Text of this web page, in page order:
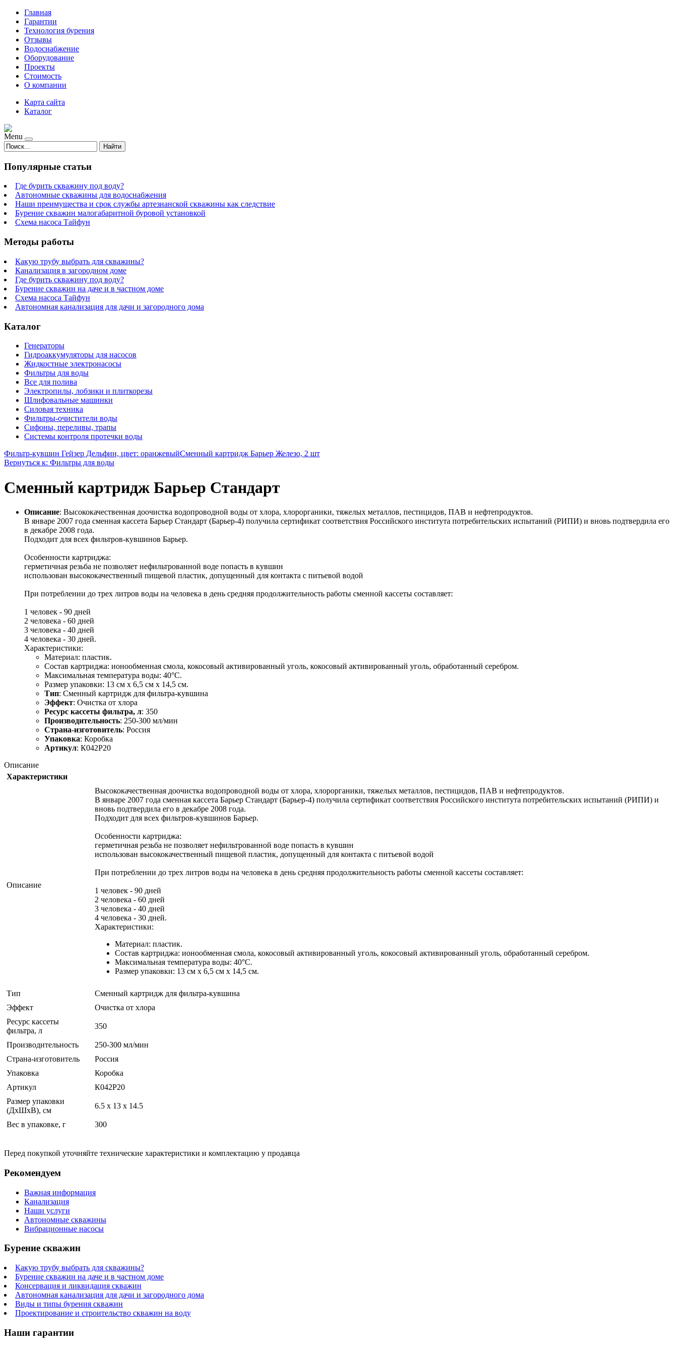
Главная
Гарантии
Технология бурения
Отзывы
Водоснабжение
Оборудование
Проекты
Стоимость
О компании
Карта сайта
Каталог
Menu
Найти
Популярные статьи
Где бурить скважину под воду?
Автономные скважины для водоснабжения
Наши преимущества и срок службы артезианской скважины как следствие
Бурение скважин малогабаритной буровой установкой
Схема насоса Тайфун
Методы работы
Какую трубу выбрать для скважины?
Канализация в загородном доме
Где бурить скважину под воду?
Бурение скважин на даче и в частном доме
Схема насоса Тайфун
Автономная канализация для дачи и загородного дома
Каталог
Генераторы
Гидроаккумуляторы для насосов
Жидкостные электронасосы
Фильтры для воды
Все для полива
Электропилы, лобзики и плиткорезы
Шлифовальные машинки
Силовая техника
Фильтры-очистители воды
Сифоны, переливы, трапы
Системы контроля протечки воды
Фильтр-кувшин Гейзер Дельфин, цвет: оранжевыйСменный картридж Барьер Железо, 2 шт
Вернуться к: Фильтры для воды
Сменный картридж Барьер Стандарт
Описание: Высококачественная доочистка водопроводной воды от хлора, хлорорганики, тяжелых металлов, пестицидов, ПАВ и нефтепродуктов.
В январе 2007 года сменная кассета Барьер Стандарт (Барьер-4) получила сертификат соответствия Российского института потребительских испытаний (РИПИ) и вновь подтвердила его
в декабре 2008 года.
Подходит для всех фильтров-кувшинов Барьер.
Особенности картриджа:
герметичная резьба не позволяет нефильтрованной воде попасть в кувшин
использован высококачественный пищевой пластик, допущенный для контакта с питьевой водой
При потреблении до трех литров воды на человека в день средняя продолжительность работы сменной кассеты составляет:
1 человек - 90 дней
2 человека - 60 дней
3 человека - 40 дней
4 человека - 30 дней.
Характеристики:
Материал: пластик.
Состав картриджа: ионообменная смола, кокосовый активированный уголь, кокосовый активированный уголь, обработанный серебром.
Максимальная температура воды: 40°С.
Размер упаковки: 13 см х 6,5 см х 14,5 см.
Тип: Сменный картридж для фильтра-кувшина
Эффект: Очистка от хлора
Ресурс кассеты фильтра, л: 350
Производительность: 250-300 мл/мин
Страна-изготовитель: Россия
Упаковка: Коробка
Артикул: К042Р20
Описание
Характеристики
Описание
Высококачественная доочистка водопроводной воды от хлора, хлорорганики, тяжелых металлов, пестицидов, ПАВ и нефтепродуктов.
В январе 2007 года сменная кассета Барьер Стандарт (Барьер-4) получила сертификат соответствия Российского института потребительских испытаний (РИПИ) и
вновь подтвердила его в декабре 2008 года.
Подходит для всех фильтров-кувшинов Барьер.
Особенности картриджа:
герметичная резьба не позволяет нефильтрованной воде попасть в кувшин
использован высококачественный пищевой пластик, допущенный для контакта с питьевой водой
При потреблении до трех литров воды на человека в день средняя продолжительность работы сменной кассеты составляет:
1 человек - 90 дней
2 человека - 60 дней
3 человека - 40 дней
4 человека - 30 дней.
Характеристики:
Материал: пластик.
Состав картриджа: ионообменная смола, кокосовый активированный уголь, кокосовый активированный уголь, обработанный серебром.
Максимальная температура воды: 40°С.
Размер упаковки: 13 см х 6,5 см х 14,5 см.
Тип
Сменный картридж для фильтра-кувшина
Эффект
Очистка от хлора
Ресурс кассеты
фильтра, л
350
Производительность
250-300 мл/мин
Страна-изготовитель
Россия
Упаковка
Коробка
Артикул
К042Р20
Размер упаковки
(ДхШхВ), см
6.5 x 13 x 14.5
Вес в упаковке, г 300
Перед покупкой уточняйте технические характеристики и комплектацию у продавца
Рекомендуем
Важная информация
Канализация
Наши услуги
Автономные скважины
Вибрационные насосы
Бурение скважин
Какую трубу выбрать для скважины?
Бурение скважин на даче и в частном доме
Консервация и ликвидация скважин
Автономная канализация для дачи и загородного дома
Виды и типы бурения скважин
Проектирование и строительство скважин на воду
Наши гарантии